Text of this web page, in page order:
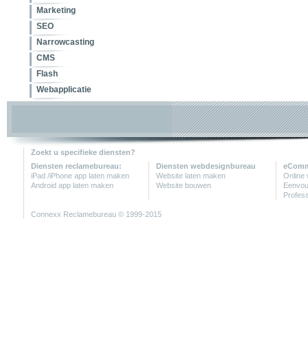
Marketing
SEO
Narrowcasting
CMS
Flash
Webapplicatie
Zoekt u specifieke diensten?
Diensten reclamebureau:
iPad /iPhone app laten maken
Android app laten maken
Diensten webdesignbureau
Website laten maken
Website bouwen
Online
Connexx Reclamebureau © 1999-2015